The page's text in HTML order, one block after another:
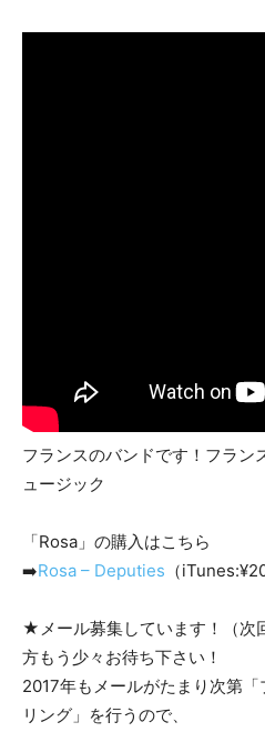
フランスのバンドです！フラン
ュージック
「Rosa」の購入はこちら
➡️Rosa – Deputies （
★メール募集しています！（次
方もう少々お待ち下さい！
2017年もメールがたまり次第
リング」を行うので、